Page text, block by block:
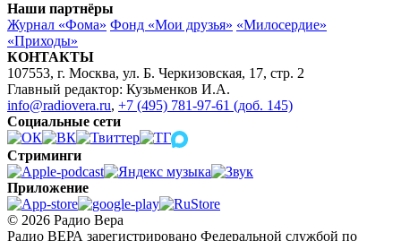
Наши партнёры
Журнал «Фома» Фонд «Мои друзья» «Милосердие»
«Приходы»
КОНТАКТЫ
107553, г. Москва, ул. Б. Черкизовская, 17, стр. 2
Главный редактор: Кузьменков И.А.
info@radiovera.ru, +7 (495) 781-97-61 (доб. 145)
Социальные сети
Стриминги
Приложение
© 2026 Радио Вера
Радио ВЕРА зарегистрировано Федеральной службой по